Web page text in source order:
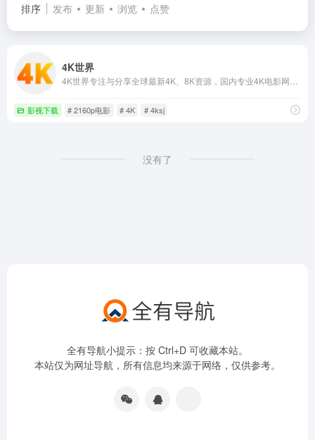
排序 发布 更新 浏览 点赞
4K世界
影视下载 # 2160p电影 # 4K # 4ksj
没有了
全有导航小提示：按 Ctrl+D 可收藏本站。
本站仅为网址导航，所有信息均来源于网络，仅供参考。